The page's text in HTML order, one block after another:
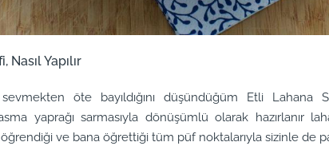
Nasıl Yapılır
öte bayıldığını düşündüğüm Etli Lahana
yaprağı sarmasıyla dönüşümlü olarak hazırlanır
ve bana öğrettiği tüm püf noktalarıyla sizinle de